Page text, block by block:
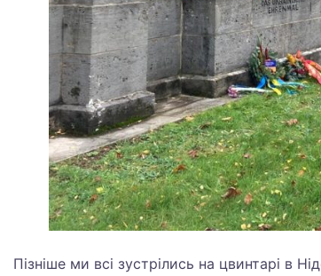
Пізніше ми всі зустрілись на цвинтарі в